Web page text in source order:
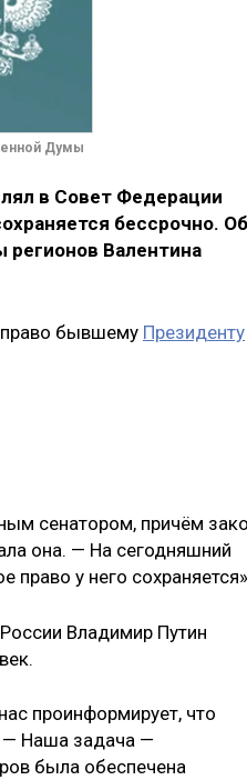
Думы
в Совет Федерации
бессрочно. Об
регионов Валентина
право бывшему Президенту
сенатором, причём
она. — На сегодняшний
право у него
Владимир Путин
проинформирует, что
— Наша задача —
была обеспечена